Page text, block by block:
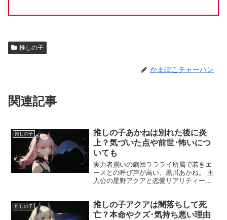
推しの子
かまぼこチャーハン
関連記事
推しの子
推しの子あかねは別れた後に炎
上？気づいた点や前世･怖いにつ
いても
実力者揃いの劇団ララライ所属で若きエ
ースとの呼び声が高い、黒川あかね。 主
人公の星野アクアと恋愛リアリティーシ
すが、その後の関係はどうなったのでし
ょうか。 「推しの子...
推しの子
推しの子アクアは闇落ちして死
亡？本命やクズ･気持ち悪い理由